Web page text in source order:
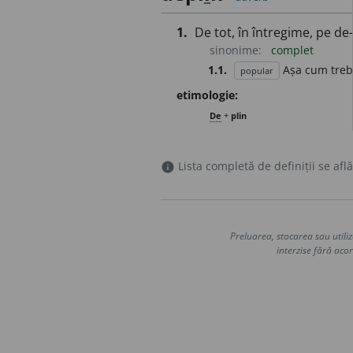
1. De tot, în întregime, pe de-
sinonime:
complet
1.1.
popular
Așa cum
etimologie:
De + plin
info Lista completă de definiții se
Preluarea, stocarea sau
interzise fără